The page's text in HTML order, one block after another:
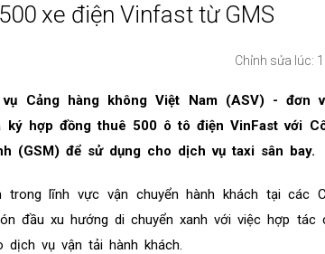
xe điện Vinfast từ GMS
Chỉnh sửa lúc:
Cảng hàng không Việt Nam (ASV) - đơn
hợp đồng thuê 500 ô tô điện VinFast với
(GSM) để sử dụng cho dịch vụ taxi sân bay.
lĩnh vực vận chuyển hành khách tại các
đầu xu hướng di chuyển xanh với việc hợp tác
vụ vận tải hành khách.